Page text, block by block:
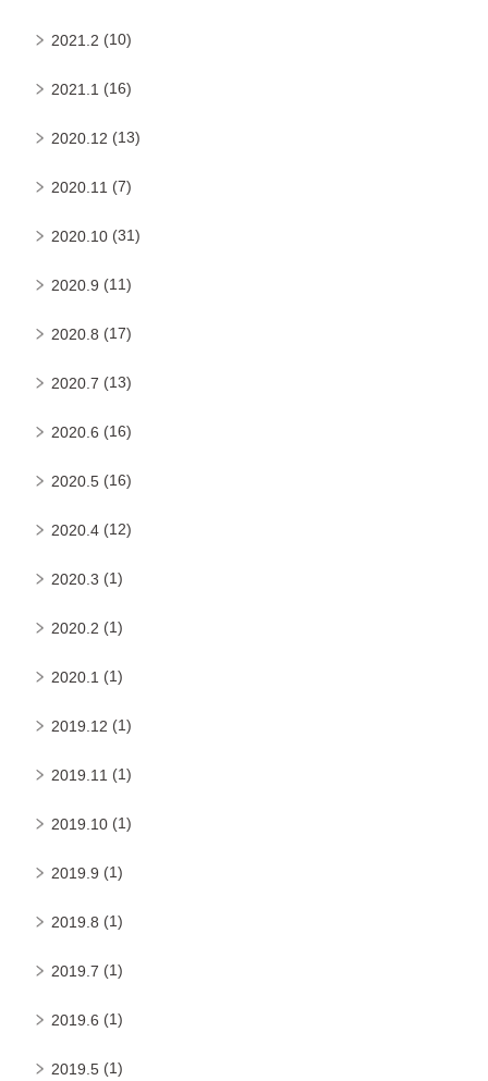
2021.2 (10)
2021.1 (16)
2020.12 (13)
2020.11 (7)
2020.10 (31)
2020.9 (11)
2020.8 (17)
2020.7 (13)
2020.6 (16)
2020.5 (16)
2020.4 (12)
2020.3 (1)
2020.2 (1)
2020.1 (1)
2019.12 (1)
2019.11 (1)
2019.10 (1)
2019.9 (1)
2019.8 (1)
2019.7 (1)
2019.6 (1)
2019.5 (1)